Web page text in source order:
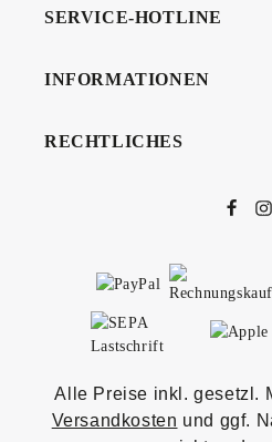
SERVICE-HOTLINE
INFORMATIONEN
RECHTLICHES
Alle Preise inkl. gesetzl.
Versandkosten und ggf.